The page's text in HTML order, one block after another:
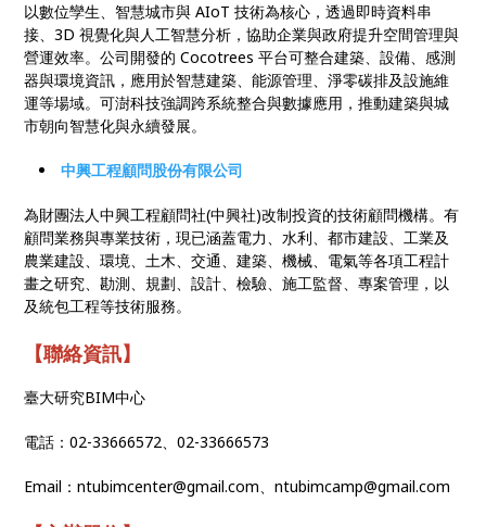
以數位孿生、智慧城市與 AIoT 技術為核心，透過即時資料串
接、3D 視覺化與人工智慧分析，協助企業與政府提升空間管理與
營運效率。公司開發的 Cocotrees 平台可整合建築、設備、感測
器與環境資訊，應用於智慧建築、能源管理、淨零碳排及設施維
運等場域。可澍科技強調跨系統整合與數據應用，推動建築與城
市朝向智慧化與永續發展。
中興工程顧問股份有限公司
為財團法人中興工程顧問社(中興社)改制投資的技術顧問機構。有
顧問業務與專業技術，現已涵蓋電力、水利、都市建設、工業及
農業建設、環境、土木、交通、建築、機械、電氣等各項工程計
畫之研究、勘測、規劃、設計、檢驗、施工監督、專案管理，以
及統包工程等技術服務。
【聯絡資訊】
臺大研究BIM中心
電話：02-33666572、02-33666573
Email：ntubimcenter@gmail.com、ntubimcamp@gmail.com